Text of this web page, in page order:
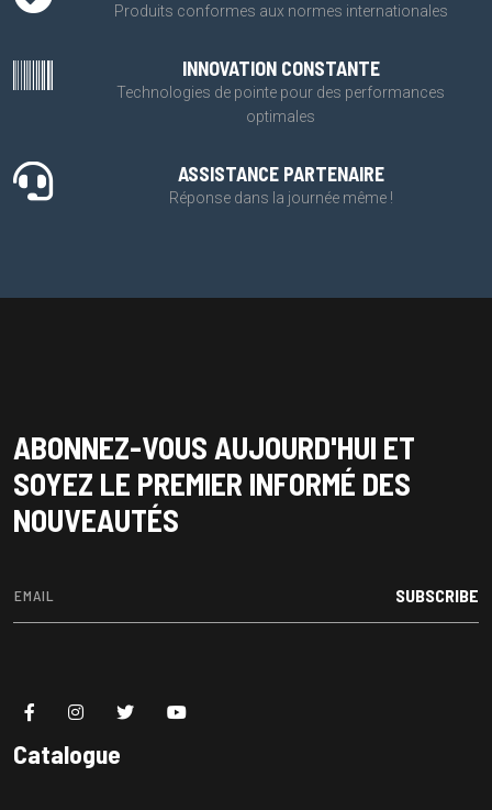
Produits conformes aux normes internationales
INNOVATION CONSTANTE
Technologies de pointe pour des performances
optimales
ASSISTANCE PARTENAIRE
Réponse dans la journée même !
ABONNEZ-VOUS AUJOURD'HUI ET
SOYEZ LE PREMIER INFORMÉ DES
NOUVEAUTÉS
SUBSCRIBE
Catalogue